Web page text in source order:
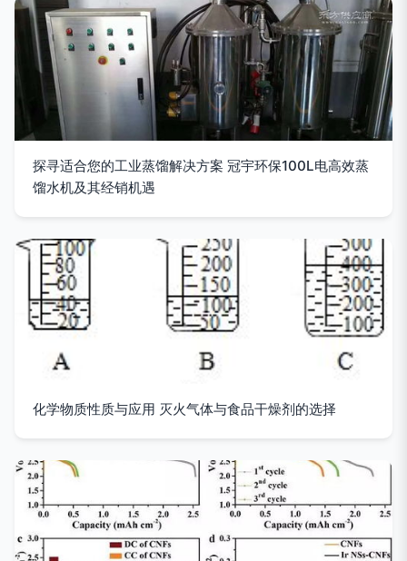
探寻适合您的工业蒸馏解决方案 冠宇环保100L电高效蒸
馏水机及其经销机遇
化学物质性质与应用 灭火气体与食品干燥剂的选择